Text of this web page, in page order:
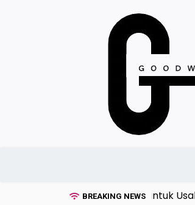
BREAKING NEWS
Persiapan Bahan untuk Usaha